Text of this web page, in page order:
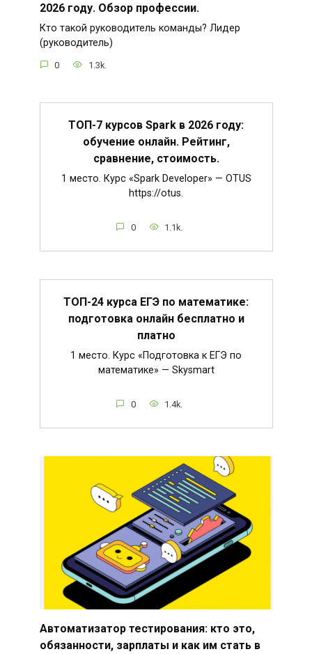
2026 году. Обзор профессии.
Кто такой руководитель команды? Лидер
(руководитель)
0 1.3k.
ТОП-7 курсов Spark в 2026 году:
обучение онлайн. Рейтинг,
сравнение, стоимость.
1 место. Курс «Spark Developer» — OTUS
https://otus.
0 1.1k.
ТОП-24 курса ЕГЭ по математике:
подготовка онлайн бесплатно и
платно
1 место. Курс «Подготовка к ЕГЭ по
математике» — Skysmart
0 1.4k.
Автоматизатор тестирования: кто это,
обязанности, зарплаты и как им стать в